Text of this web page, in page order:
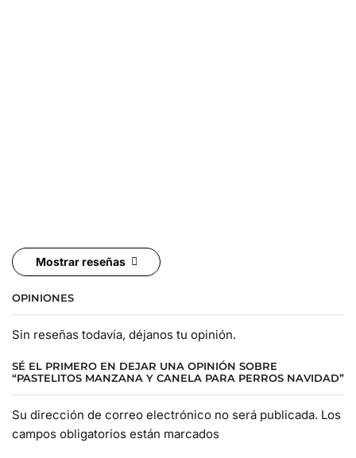
Mostrar reseñas
OPINIONES
Sin reseñas todavía, déjanos tu opinión.
SÉ EL PRIMERO EN DEJAR UNA OPINIÓN SOBRE
“PASTELITOS MANZANA Y CANELA PARA PERROS NAVIDAD”
Su dirección de correo electrónico no será publicada. Los
campos obligatorios están marcados